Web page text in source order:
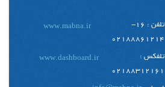
www.mabna.ir
تلفن : 16-
02188861214
www.dashboard.ir
تلفکس :
02188312161